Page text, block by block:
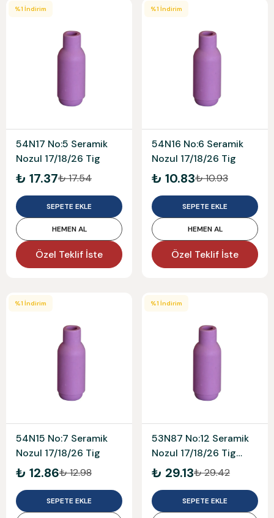
%1 İndirim
54N17 No:5 Seramik
Nozul 17/18/26 Tig
₺ 17.37₺ 17.54
SEPETE EKLE
HEMEN AL
Özel Teklif İste
%1 İndirim
54N16 No:6 Seramik
Nozul 17/18/26 Tig
₺ 10.83₺ 10.93
SEPETE EKLE
HEMEN AL
Özel Teklif İste
%1 İndirim
54N15 No:7 Seramik
Nozul 17/18/26 Tig
₺ 12.86₺ 12.98
SEPETE EKLE
%1 İndirim
53N87 No:12 Seramik
Nozul 17/18/26 Tig
Large
₺ 29.13₺ 29.42
SEPETE EKLE